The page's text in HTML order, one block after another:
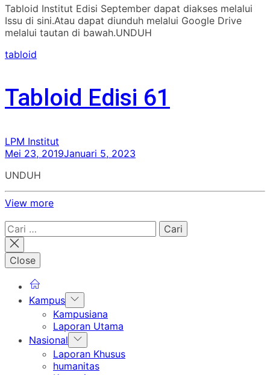
Tabloid Institut Edisi September dapat diakses melalui
Issu di sini.Atau dapat diunduh melalui Google Drive
melalui tautan di bawah.UNDUH
tabloid
Tabloid Edisi 61
LPM Institut
Mei 23, 2019Januari 5, 2023
UNDUH
View more
Cari
untuk:
Close
Kampus Show
sub
menu
Kampusiana
Laporan Utama
Nasional Show
sub
menu
Laporan Khusus
humanitas